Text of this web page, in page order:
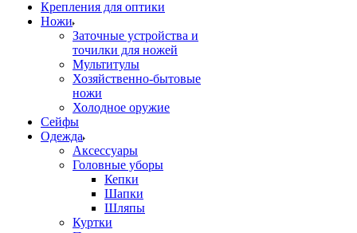
Крепления для оптики
Ножи
Заточные устройства и
точилки для ножей
Мультитулы
Хозяйственно-бытовые
ножи
Холодное оружие
Сейфы
Одежда
Аксессуары
Головные уборы
Кепки
Шапки
Шляпы
Куртки